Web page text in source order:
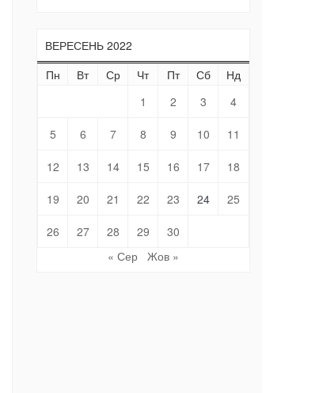
ВЕРЕСЕНЬ 2022
Пн
Вт Ср Чт Пт Сб
Нд
1
2 3 4
5 6 7 8 9 10 11
12 13 14 15 16 17 18
19 20 21 22 23 24 25
26 27 28 29
30
« Сер Жов »